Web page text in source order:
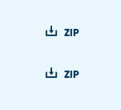
ZIP
ZIP